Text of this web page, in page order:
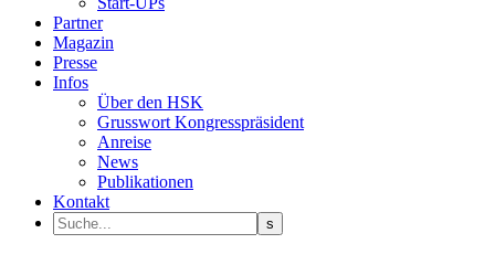
Partner
Magazin
Presse
Infos
Über den HSK
Grusswort Kongresspräsident
Anreise
News
Publikationen
Kontakt